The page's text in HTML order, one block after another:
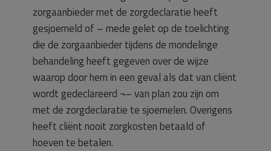
zorgaanbieder met de zorgdeclaratie heeft
gesjoemeld of – mede gelet op de toelichting
die de zorgaanbieder tijdens de mondelinge
behandeling heeft gegeven over de wijze
waarop door hem in een geval als dat van cliënt
wordt gedeclareerd ¬– van plan zou zijn om
met de zorgdeclaratie te sjoemelen. Overigens
heeft cliënt nooit zorgkosten betaald of
hoeven te betalen.